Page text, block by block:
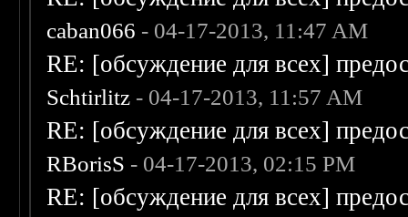
caban066 - 04-17-2013, 11:47 AM
RE: [обсуждение для всех]
Schtirlitz - 04-17-2013, 11:57 AM
RE: [обсуждение для всех]
RBorisS - 04-17-2013, 02:15 PM
RE: [обсуждение для всех]